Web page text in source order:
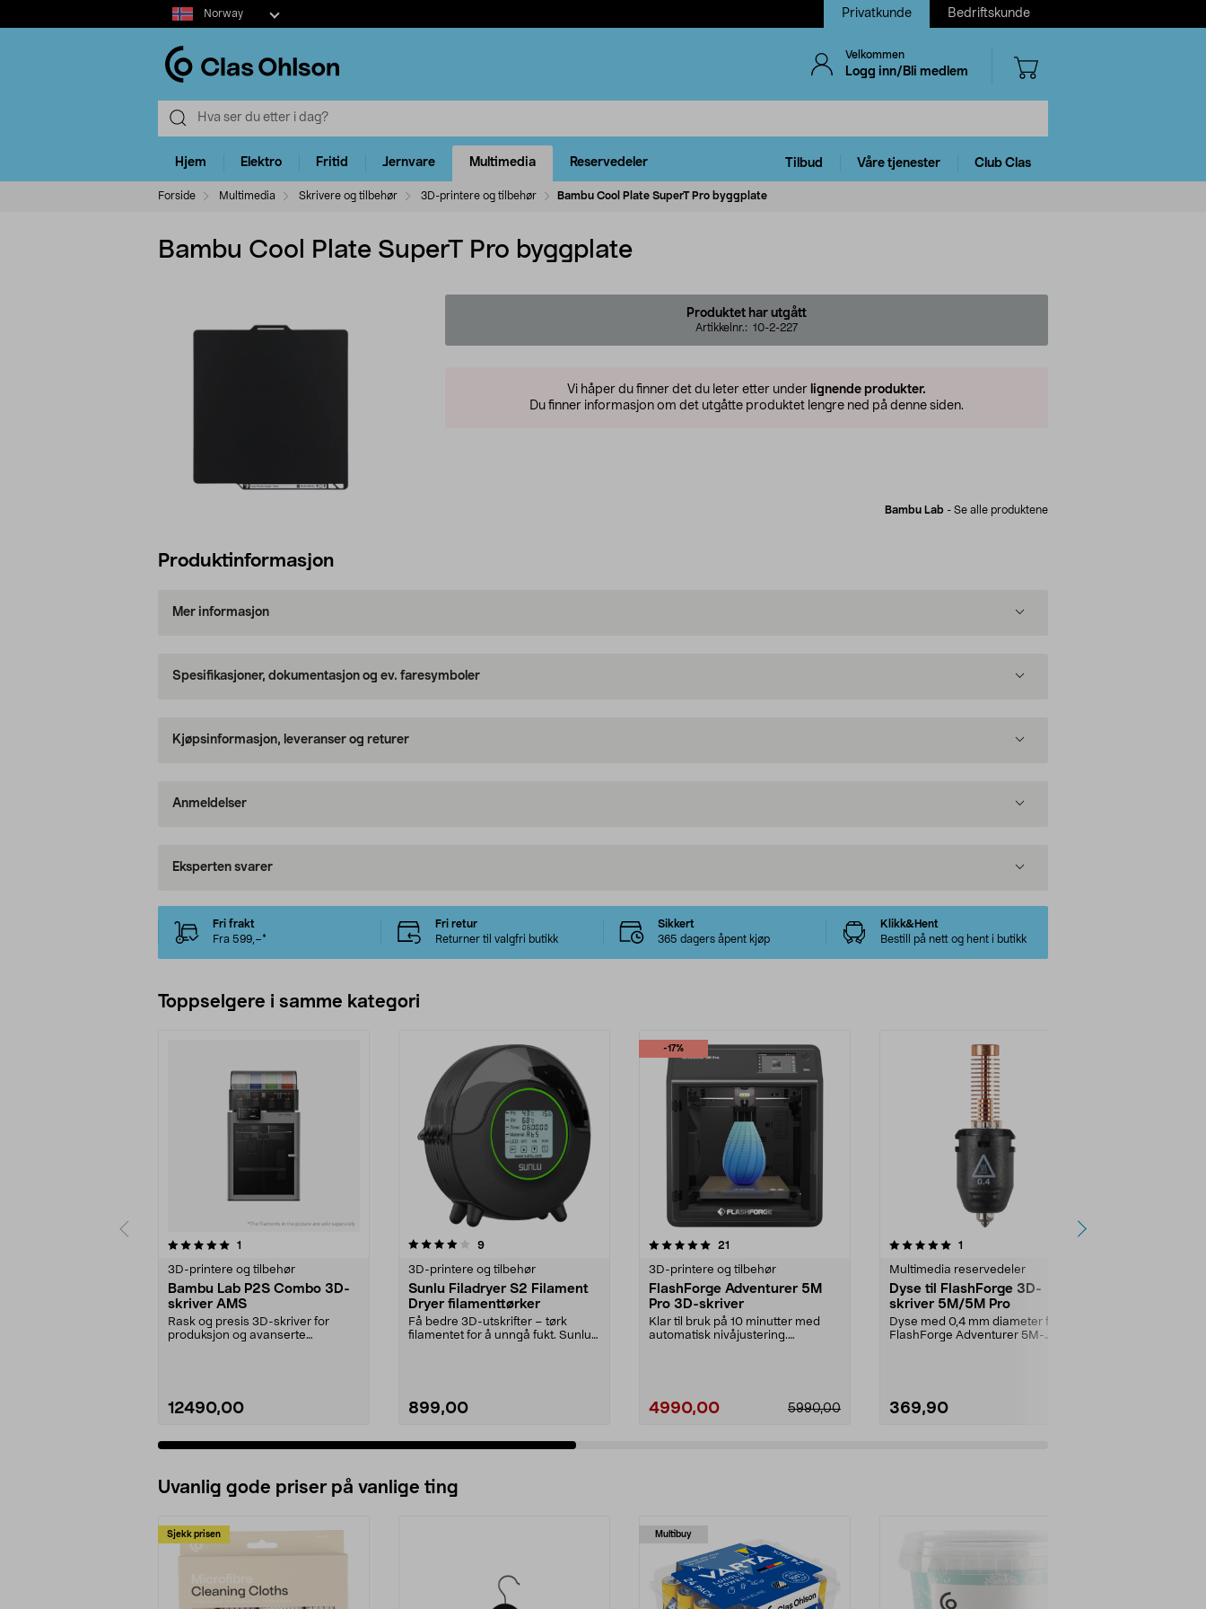
Select
market
Norway Privatkunde Bedriftskunde
Velkommen
Logg inn/Bli medlem
Hjem Elektro Fritid Jernvare Multimedia Reservedeler Tilbud Våre tjenester Club Clas
Forside Multimedia Skrivere og tilbehør 3D-printere og tilbehør Bambu Cool Plate SuperT Pro byggplate
Bambu Cool Plate SuperT Pro byggplate
Produktet har utgått
Artikkelnr.: 10-2-227
Vi håper du finner det du leter etter under lignende produkter.
Du finner informasjon om det utgåtte produktet lengre ned på denne siden.
Bambu Lab - Se alle produktene
Produktinformasjon
Mer informasjon
Spesifikasjoner, dokumentasjon og ev. faresymboler
Kjøpsinformasjon, leveranser og returer
Anmeldelser
Eksperten svarer
Fri frakt
Fra 599,–*
Fri retur
Returner til valgfri butikk
Sikkert
365 dagers åpent kjøp
Klikk&Hent
Bestill på nett og hent i butikk
Toppselgere i samme kategori
1
3D-printere og tilbehør
Bambu Lab P2S Combo 3D-
skriver AMS
Rask og presis 3D-skriver for
produksjon og avanserte
12490,00
4.0 av 5 stjerner 9anmeldelser
3D-printere og tilbehør
Sunlu Filadryer S2 Filament
Dryer filamenttørker
Få bedre 3D-utskrifter – tørk
filamentet for å unngå fukt. Sunlu
899,00
-17%
5.0 av 5 stjerner 21
3D-printere og tilbehør
FlashForge Adventurer 5M
Pro 3D-skriver
Klar til bruk på 10 minutter med
automatisk nivåjustering.
4990,00 5990,00
5.0 av 5 stjerner 1
Multimedia reservedeler
Dyse til FlashForge 3D-
skriver 5M/5M Pro
Dyse med 0,4 mm diameter for
FlashForge Adventurer 5M-
369,90
4.5 av 5 stjerner
Uvanlig gode priser på vanlige ting
Sjekk prisen Multibuy